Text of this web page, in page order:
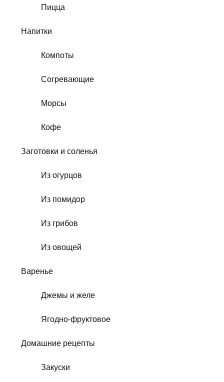
Пицца
Напитки
Компоты
Согревающие
Морсы
Кофе
Заготовки и соленья
Из огурцов
Из помидор
Из грибов
Из овощей
Варенье
Джемы и желе
Ягодно-фруктовое
Домашние рецепты
Закуски